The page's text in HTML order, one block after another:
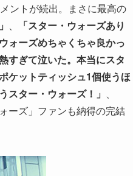
ントが続出。まさに最高の
、
「スター・ウォーズあり
ォーズめちゃくちゃ良かっ
すぎて泣いた。本当にスタ
ケットティッシュ1個使うほ
スター・ウォーズ！」 、
ーズ」ファンも納得の完結